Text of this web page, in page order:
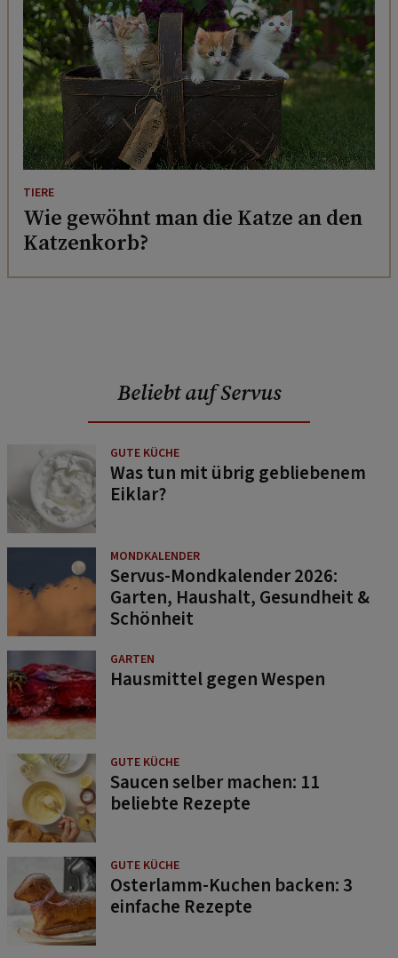
TIERE
Wie gewöhnt man die Katze an den
Katzenkorb?
Beliebt auf Servus
GUTE KÜCHE
Was tun mit übrig gebliebenem
Eiklar?
MONDKALENDER
Servus-Mondkalender 2026:
Garten, Haushalt, Gesundheit &
Schönheit
GARTEN
Hausmittel gegen Wespen
GUTE KÜCHE
Saucen selber machen: 11
beliebte Rezepte
GUTE KÜCHE
Osterlamm-Kuchen backen: 3
einfache Rezepte